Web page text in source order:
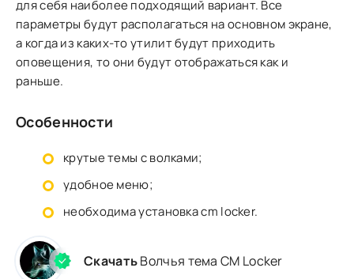
для себя наиболее подходящий вариант. Все
параметры будут располагаться на основном экране,
а когда из каких-то утилит будут приходить
оповещения, то они будут отображаться как и
раньше.
Особенности
крутые темы с волками;
удобное меню;
необходима установка cm locker.
СкачатьВолчья тема CM Locker